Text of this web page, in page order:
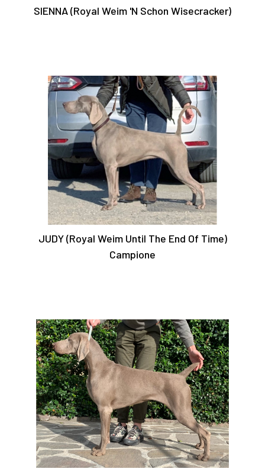
SIENNA (Royal Weim 'N Schon Wisecracker)
JUDY (Royal Weim Until The End Of Time)
Campione